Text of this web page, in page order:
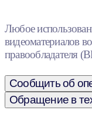
Любое
видеоматериалов
правообладателя
Сообщить об
Обращение в